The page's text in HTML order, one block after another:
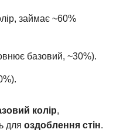
займає ~60%
базовий, ~30%).
колір,
для оздоблення стін.